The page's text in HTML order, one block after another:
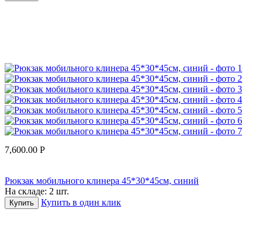
7,600.00 Р
Рюкзак мобильного клинера 45*30*45см, синий
На складе: 2 шт.
Купить Купить в один клик